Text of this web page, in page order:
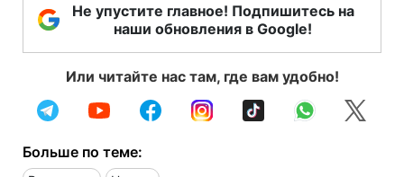
Не упустите главное! Подпишитесь на
наши обновления в Google!
Или читайте нас там, где вам удобно!
Больше по теме: